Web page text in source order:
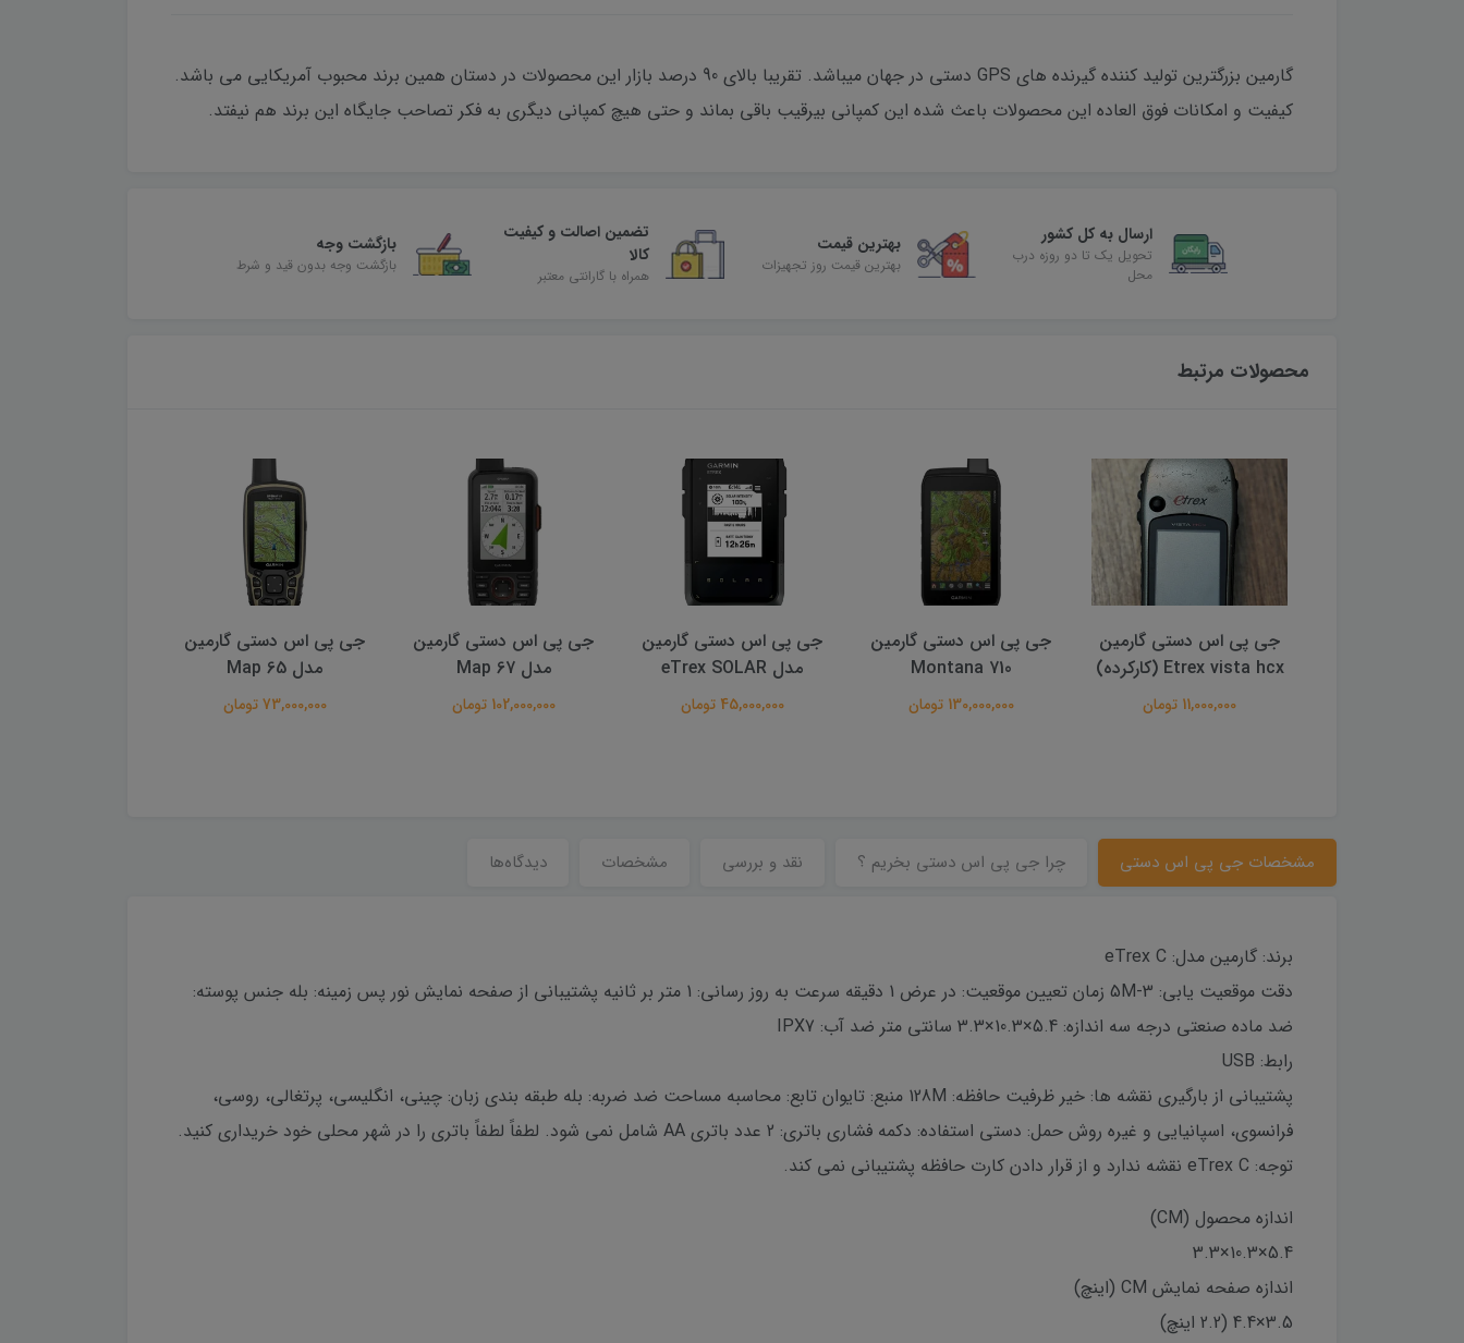
گارمین بزرگترین تولید کننده گیرنده های GPS دستی در جهان میباشد. تقریبا بالای 90 درصد بازار این محصولات در دستان همین برند محبوب آمریکایی می باشد.
کیفیت و امکانات فوق العاده این محصولات باعث شده این کمپانی بیرقیب باقی بماند و حتی هیچ کمپانی دیگری به فکر تصاحب جایگاه این برند هم نیفتد.
ارسال به کل کشور
تحویل یک تا دو روزه درب
محل
بهترین قیمت
بهترین قیمت روز تجهیزات
تضمین اصالت و کیفیت
کالا
همراه با گارانتی معتبر
بازگشت وجه
بازگشت وجه بدون قید و شرط
محصولات مرتبط
جی پی اس دستی گارمین
Montana 710
130,000,000 تومان
جی پی اس دستی گارمین
مدل eTrex SOLAR
45,000,000 تومان
جی پی اس دستی گارمین
مدل Map 67
102,000,000 تومان
جی پی اس دستی گارمین
مدل Map 65
73,000,000 تومان
Map 79s
مشخصات جی پی اس دستی چرا جی پی اس دستی بخریم ؟ نقد و بررسی مشخصات دیدگاه‌ها
برند: گارمین مدل: eTrex C
دقت موقعیت یابی: 3-5M زمان تعیین موقعیت: در عرض 1 دقیقه سرعت به روز رسانی: 1 متر بر ثانیه پشتیبانی از صفحه نمایش نور پس زمینه: بله جنس پوسته:
ضد ماده صنعتی درجه سه اندازه: 5.4×10.3×3.3 سانتی متر ضد آب: IPX7
رابط: USB
پشتیبانی از بارگیری نقشه ها: خیر ظرفیت حافظه: 128M منبع: تایوان تابع: محاسبه مساحت ضد ضربه: بله طبقه بندی زبان: چینی، انگلیسی، پرتغالی، روسی،
فرانسوی، اسپانیایی و غیره روش حمل: دستی استفاده: دکمه فشاری باتری: 2 عدد باتری AA شامل نمی شود. لطفاً لطفاً باتری را در شهر محلی خود خریداری کنید.
توجه: eTrex C نقشه ندارد و از قرار دادن کارت حافظه پشتیبانی نمی کند.
اندازه محصول (CM)
5.4×10.3×3.3
اندازه صفحه نمایش CM (اینچ)
3.5×4.4 (2.2 اینچ)